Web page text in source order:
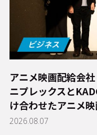
アニメ映画配給会
ニプレックスと
け合わせたアニメ
2026.08.07